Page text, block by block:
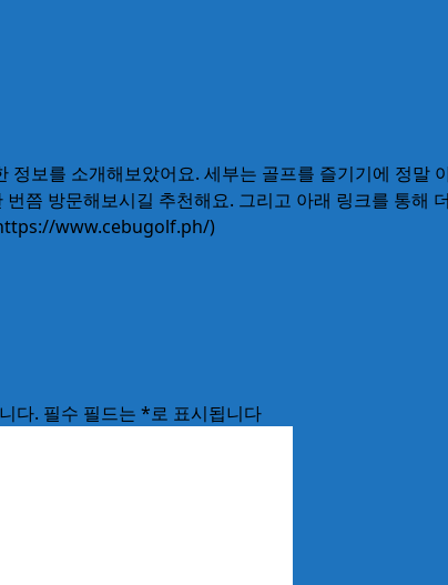
보를 소개해보았어요. 세부는 골프를 즐기기에 정말
번쯤 방문해보시길 추천해요. 그리고 아래 링크를 통
www.cebugolf.ph/)
다. 필수 필드는 *로 표시됩니다